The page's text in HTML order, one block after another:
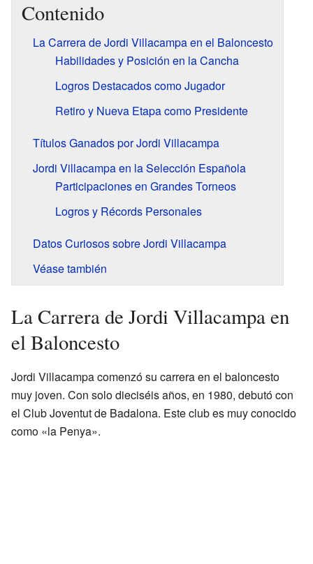
Contenido
La Carrera de Jordi Villacampa en el Baloncesto
Habilidades y Posición en la Cancha
Logros Destacados como Jugador
Retiro y Nueva Etapa como Presidente
Títulos Ganados por Jordi Villacampa
Jordi Villacampa en la Selección Española
Participaciones en Grandes Torneos
Logros y Récords Personales
Datos Curiosos sobre Jordi Villacampa
Véase también
La Carrera de Jordi Villacampa en
el Baloncesto
Jordi Villacampa comenzó su carrera en el baloncesto
muy joven. Con solo dieciséis años, en 1980, debutó con
el Club Joventut de Badalona. Este club es muy conocido
como «la Penya».